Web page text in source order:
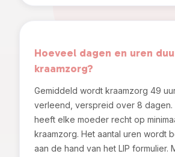
Hoeveel dagen en uren
kraamzorg?
Gemiddeld wordt kraamzorg 49
verleend, verspreid over 8 dagen.
heeft elke moeder recht op
kraamzorg. Het aantal uren wordt
aan de hand van het LIP formulier.